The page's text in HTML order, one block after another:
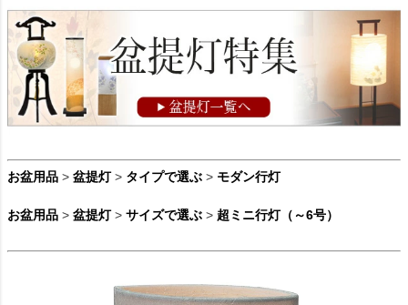
お盆用品 > 盆提灯> タイプで選ぶ > モダン行灯
お盆用品 > 盆提灯> サイズで選ぶ > 超ミニ行灯（～6号）